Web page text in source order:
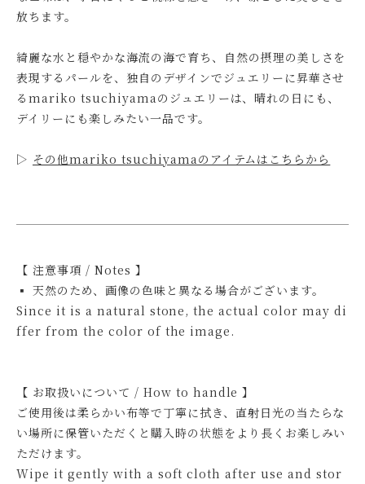
放ちます。
綺麗な水と穏やかな海流の海で育ち、自然の摂理の美しさを
表現するパールを、独自のデザインでジュエリーに昇華させ
るmariko tsuchiyamaのジュエリーは、晴れの日にも、
デイリーにも楽しみたい一品です。
▷ その他mariko tsuchiyamaのアイテムはこちらから
【 注意事項 / Notes 】
▪ 天然のため、画像の色味と異なる場合がございます。
Since it is a natural stone, the actual color may di
ffer from the color of the image.
【 お取扱いについて / How to handle 】
ご使用後は柔らかい布等で丁寧に拭き、直射日光の当たらな
い場所に保管いただくと購入時の状態をより長くお楽しみい
ただけます。
Wipe it gently with a soft cloth after use and stor